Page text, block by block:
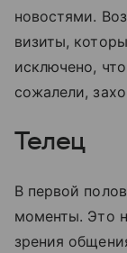
новостями.
визиты,
исключено,
сожалели,
Телец
В первой
моменты. Это
зрения